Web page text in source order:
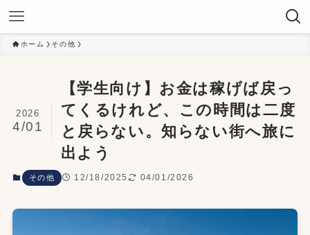
ホーム その他
【学生向け】お金は稼げば戻っ
てくるけれど、この時間は二度
と戻らない。知らない街へ旅に
出よう
2026
4/01
その他 12/18/2025 04/01/2026